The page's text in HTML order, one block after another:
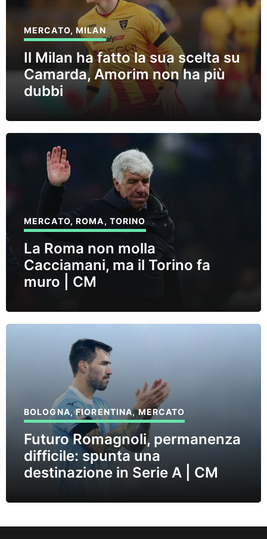
MERCATO,MILAN
Il Milan ha fatto la sua scelta su
Camarda, Amorim non ha più
dubbi
MERCATO,ROMA, TORINO
La Roma non molla
Cacciamani, ma il Torino fa
muro | CM
BOLOGNA,FIORENTINA,MERCATO
Futuro Romagnoli, permanenza
difficile: spunta una
destinazione in Serie A | CM